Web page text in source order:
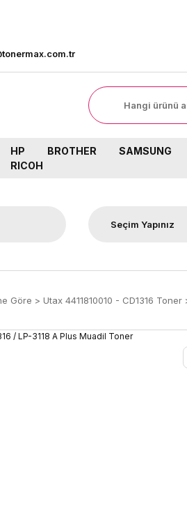
HP BROTHER SAMSUNG
RICOH
Göre Utax 4411810010 - CD1316 Toner